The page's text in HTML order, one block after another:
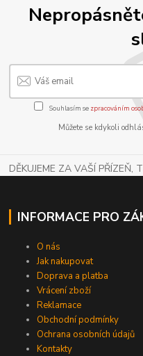
Souhlasím se zpracováním
Můžete se kdykoli
DĚKUJEME ZA VAŠÍ PŘÍZEŇ,
INFORMACE PRO
O nás
Jak nakupovat
Doprava a platba
Vrácení zboží
Reklamace
Obchodní podmínky
Ochrana osobních údajů
Kontakty